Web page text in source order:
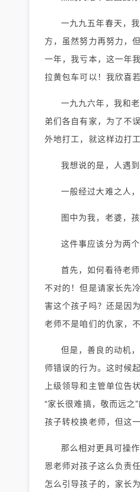
一九九五年春天，
方，虽然努力再努力，
一年，我亏本，这一年
拉黄包车可以！我欣喜若
一九九六年，我和
弟们各自有家，为了不
外地打工，就这样边打
我想说的是，人遇
一般经过大难之人
图中为我，老婆，孩
这件事应该分为两
首先，如何看待老
不对的！但是请家长先
害这个孩子吗？还是因
老师不是咱们的仇家，
但是，善良的动机
师错误的行为。这时候
上级领导和主管单位告
“家长很难搞，敬而远之
孩子转校换老师，但这
那么相对更具可操
恩老师对孩子这么负责
怎么引导孩子的，家长